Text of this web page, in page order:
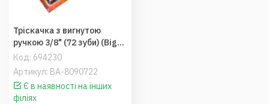
Код: 694230
Артикул: BA-8090722
Тріскачка з вигнутою
ручкою 3/8" (72 зуби) (Big
Arrow)
Є в наявності на інших
філіях